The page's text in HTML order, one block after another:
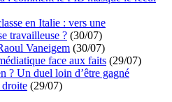
en Italie : vers une
travailleuse ? (30/07)
Vaneigem (30/07)
face aux faits (29/07)
? Un duel loin d’être gagné
droite (29/07)